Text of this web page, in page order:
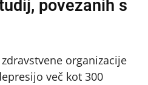
povezanih s
organizacije
več kot 300